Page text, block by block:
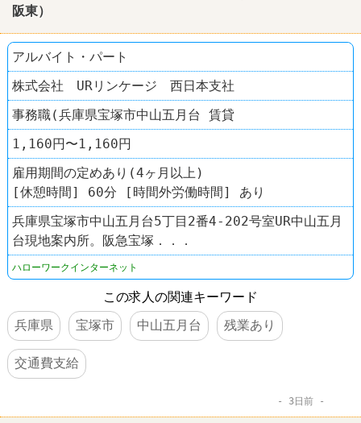
阪東）
アルバイト・パート
株式会社 URリンケージ 西日本支社
事務職(兵庫県宝塚市中山五月台 賃貸
1,160円〜1,160円
雇用期間の定めあり(4ヶ月以上)
[休憩時間] 60分 [時間外労働時間] あり
兵庫県宝塚市中山五月台5丁目2番4-202号室UR中山五月
台現地案内所。阪急宝塚．．．
ハローワークインターネット
この求人の関連キーワード
兵庫県
宝塚市 中山五月台 残業あり
交通費支給
3日前